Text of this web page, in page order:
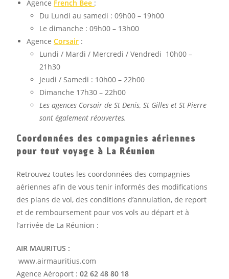
Agence French Bee :
Du Lundi au samedi : 09h00 – 19h00
Le dimanche : 09h00 – 13h00
AgenceCorsair :
Lundi / Mardi / Mercredi / Vendredi 10h00 –
21h30
Jeudi / Samedi : 10h00 – 22h00
Dimanche 17h30 – 22h00
Les agences Corsair de St Denis, St Gilles et St Pierre
sont également réouvertes.
Coordonnées des compagnies aériennes
pour tout voyage à La Réunion
Retrouvez toutes les coordonnées des compagnies
aériennes afin de vous tenir informés des modifications
des plans de vol, des conditions d’annulation, de report
et de remboursement pour vos vols au départ et à
l’arrivée de La Réunion :
AIR MAURITUS :
www.airmauritius.com
Agence Aéroport : 02 62 48 80 18